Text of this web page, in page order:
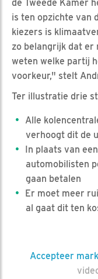
de Tweede Kamer
is ten opzichte van
kiezers is
zo belangrijk dat er
weten welke partij
voorkeur," stelt
Ter illustratie drie
Alle
verhoogt dit de
In plaats van
automobilisten
gaan betalen
Er moet meer
al gaat dit ten
Accepteer